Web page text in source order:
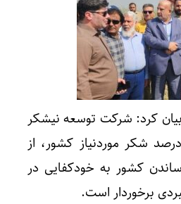
کرد: شرکت توسعه نیشکر
با تولید بیش از ۴۰ درصد شکر موردنیاز کشور، از
کشور به خودکفایی در
برخوردار است.